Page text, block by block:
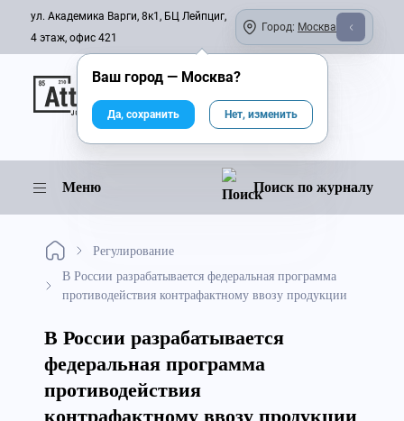
ул. Академика Варги, 8к1, БЦ Лейпциг,
4 этаж, офис 421
Город: Москва
Онлайн-журнал
Меню Поиск по журналу
Регулирование
В России разрабатывается федеральная программа
противодействия контрафактному ввозу продукции
В России разрабатывается
федеральная программа
противодействия
контрафактному ввозу продукции
Ваш город — Москва?
Да, сохранить Нет, изменить